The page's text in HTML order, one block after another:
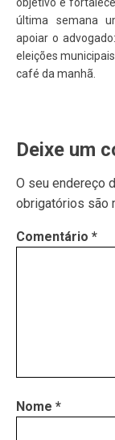
última semana
apoiar o
eleições
café da manhã.
Deixe um
O seu endereço
obrigatórios são
Comentário *
Nome *